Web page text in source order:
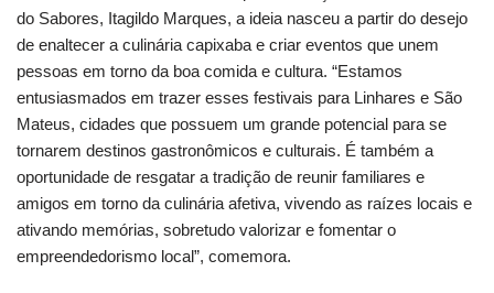
do Sabores, Itagildo Marques, a ideia nasceu a partir do desejo
de enaltecer a culinária capixaba e criar eventos que unem
pessoas em torno da boa comida e cultura. “Estamos
entusiasmados em trazer esses festivais para Linhares e São
Mateus, cidades que possuem um grande potencial para se
tornarem destinos gastronômicos e culturais. É também a
oportunidade de resgatar a tradição de reunir familiares e
amigos em torno da culinária afetiva, vivendo as raízes locais e
ativando memórias, sobretudo valorizar e fomentar o
empreendedorismo local”, comemora.